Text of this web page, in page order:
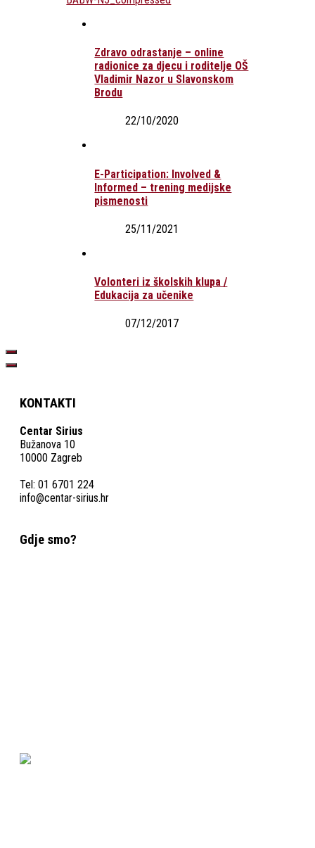
Zdravo odrastanje – online
radionice za djecu i roditelje OŠ
Vladimir Nazor u Slavonskom
Brodu
22/10/2020
E-Participation: Involved &
Informed – trening medijske
pismenosti
25/11/2021
Volonteri iz školskih klupa /
Edukacija za učenike
07/12/2017
KONTAKTI
Centar Sirius
Bužanova 10
10000 Zagreb
Tel: 01 6701 224
info@centar-sirius.hr
Gdje smo?